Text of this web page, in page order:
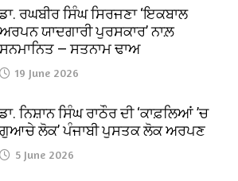
ਡਾ. ਰਘਬੀਰ ਸਿੰਘ ਸਿਰਜਣਾ ‘ਇਕਬਾਲ
ਅਰਪਨ ਯਾਦਗਾਰੀ ਪੁਰਸਕਾਰ’ ਨਾਲ਼
ਸਨਮਾਨਿਤ — ਸਤਨਾਮ ਢਾਅ
19 June 2026
ਡਾ. ਨਿਸ਼ਾਨ ਸਿੰਘ ਰਾਠੌਰ ਦੀ ‘ਕਾਫ਼ਲਿਆਂ ’ਚ
ਗੁਆਚੇ ਲੋਕ’ ਪੰਜਾਬੀ ਪੁਸਤਕ ਲੋਕ ਅਰਪਣ
5 June 2026